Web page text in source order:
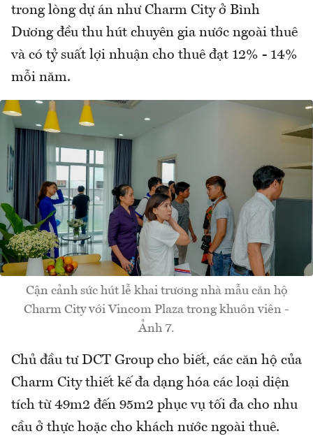
trong lòng dự án như Charm City ở Bình
Dương đều thu hút chuyên gia nước ngoài thuê
và có tỷ suất lợi nhuận cho thuê đạt 12% - 14%
mỗi năm.
Cận cảnh sức hút lễ khai trương nhà mẫu căn hộ
Charm City với Vincom Plaza trong khuôn viên -
Ảnh 7.
Chủ đầu tư DCT Group cho biết, các căn hộ của
Charm City thiết kế đa dạng hóa các loại diện
tích từ 49m2 đến 95m2 phục vụ tối đa cho nhu
cầu ở thực hoặc cho khách nước ngoài thuê.